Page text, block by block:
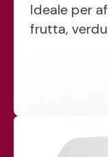
Ideale per
frutta,